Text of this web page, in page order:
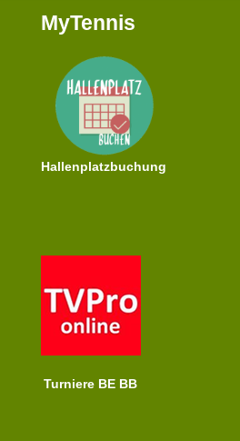
MyTennis
Hallenplatzbuchung
Turniere BE BB